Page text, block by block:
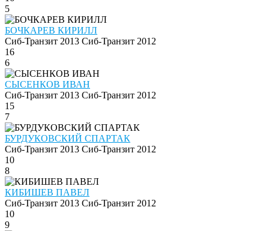
5
БОЧКАРЕВ КИРИЛЛ
Сиб-Транзит 2013 Сиб-Транзит 2012
16
6
СЫСЕНКОВ ИВАН
Сиб-Транзит 2013 Сиб-Транзит 2012
15
7
БУРДУКОВСКИЙ СПАРТАК
Сиб-Транзит 2013 Сиб-Транзит 2012
10
8
КИБИШЕВ ПАВЕЛ
Сиб-Транзит 2013 Сиб-Транзит 2012
10
9